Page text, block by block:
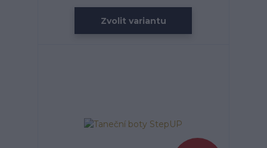
Zvolit variantu